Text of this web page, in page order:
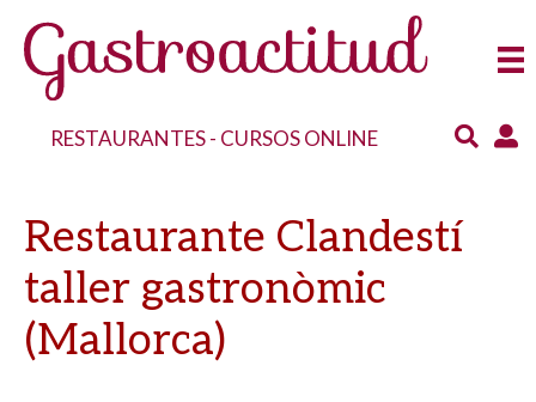
RESTAURANTES- CURSOS ONLINE
Restaurante Clandestí
taller gastronòmic
(Mallorca)